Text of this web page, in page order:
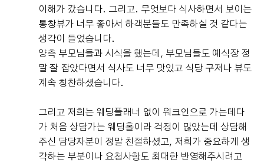
이해가 갔습니다. 그리고. 무엇보다 식사하면서 보이는
통창뷰가 너무 좋아서 하객분들도 만족하실 것 같다는
생각이 들었습니다.
양측 부모님들과 시식을 했는데, 부모님들도 예식장 정
말 잘 잡았다면서 식사도 너무 맛있고 식당 구저나 뷰도
계속 칭찬하셨습니다.
그리고 저희는 웨딩플래너 없이 워크인으로 가는데다
가 처음 상담가는 웨딩홀이라 걱정이 많았는데 상담해
주신 담당자분이 정말 친절하셨고, 저희가 중요하게 생
각하는 부분이나 요청사항도 최대한 반영해주시려고